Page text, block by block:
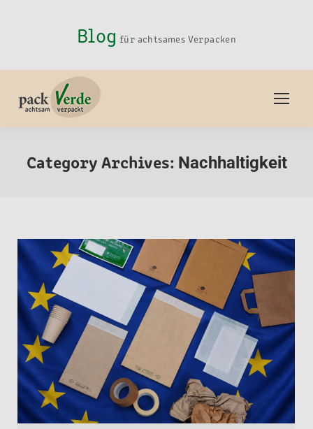
Blog für achtsames Verpacken
Category Archives: Nachhaltigkeit